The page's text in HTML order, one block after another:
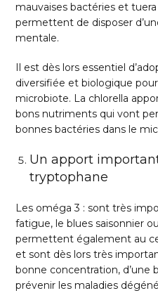
mauvaises bactéries et
permettent de disposer
mentale.
Il est dès lors essentiel
diversifiée et biologique
microbiote. La chlorella
bons nutriments qui vont
bonnes bactéries dans le
Un apport
tryptophane
Les oméga 3 : sont très
fatigue, le blues saisonnier
permettent également au
et sont dès lors très
bonne concentration,
prévenir les maladies